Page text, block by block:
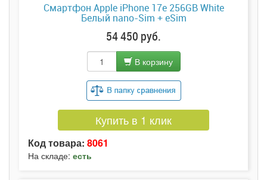
Смартфон Apple iPhone 17e 256GB White
Белый nano-Sim + eSim
54 450 руб.
В корзину
Купить в 1 клик
Код товара: 8061
На складе: есть